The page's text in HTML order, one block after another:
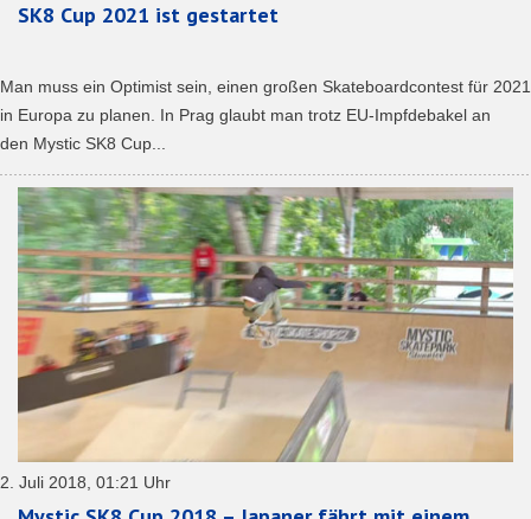
SK8 Cup 2021 ist gestartet
Man muss ein Optimist sein, einen großen Skateboardcontest für 2021
in Europa zu planen. In Prag glaubt man trotz EU-Impfdebakel an
den Mystic SK8 Cup...
2. Juli 2018, 01:21 Uhr